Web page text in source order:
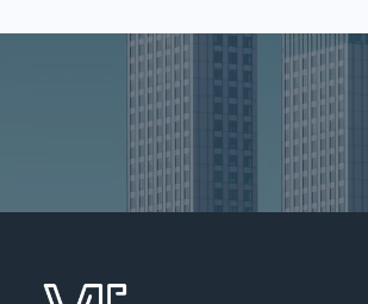
уютных исторических
Однако выбор подходящего
района имеет решающее
значение: именно он
комфорт повседневной
время на дорогу и качество